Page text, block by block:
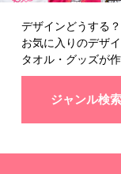
デザインどうする
お気に入りのデザ
タオル・グッズが
ジャンル検索